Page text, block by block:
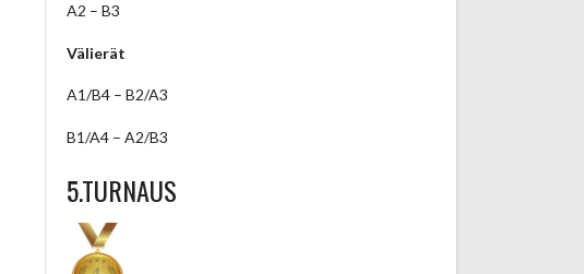
A2 – B3
Välierät
A1/B4 – B2/A3
B1/A4 – A2/B3
5.TURNAUS